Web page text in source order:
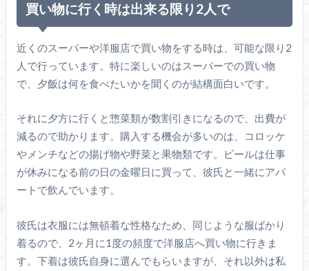
買い物に行く時は出来る限り2人で
近くのスーパーや洋服店で買い物をする時は、可能な限り2
人で行っています。特に楽しいのはスーパーでの買い物
で、夕飯は何を食べたいかを聞くのが結構面白いです。
それに夕方に行くと惣菜類が数割引きになるので、出費が
減るので助かります。購入する機会が多いのは、コロッケ
やメンチなどの揚げ物や野菜と果物類です。ビールは仕事
が休みになる前の日の金曜日に買って、彼氏と一緒にアパ
ートで飲んでいます。
彼氏は衣服には無頓着な性格なため、同じような服ばかり
着るので、2ヶ月に1度の頻度で洋服店へ買い物に行きま
す。下着は彼氏自身に選んでもらいますが、それ以外は私